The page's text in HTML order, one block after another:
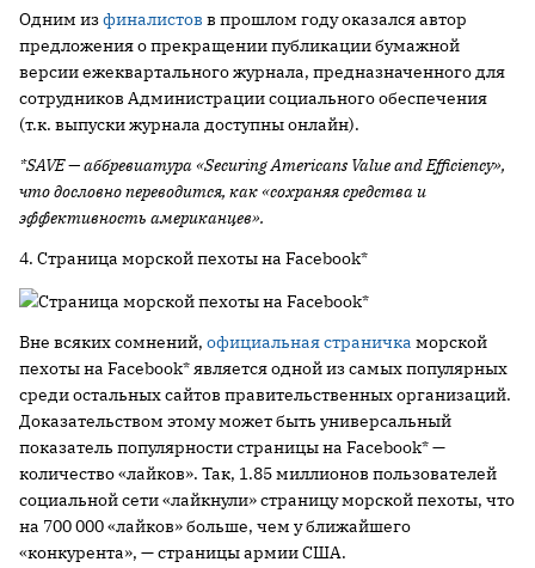
Одним изфиналистов в прошлом году оказался автор
предложения о прекращении публикации бумажной
версии ежеквартального журнала, предназначенного для
сотрудников Администрации социального обеспечения
(т.к. выпуски журнала доступны онлайн).
*SAVE — аббревиатура «Securing Americans Value and Efficiency»,
что дословно переводится, как «сохраняя средства и
эффективность американцев».
4. Страница морской пехоты на Facebook*
Вне всяких сомнений, официальная страничка морской
пехоты на Facebook* является одной из самых популярных
среди остальных сайтов правительственных организаций.
Доказательством этому может быть универсальный
показатель популярности страницы на Facebook* —
количество «лайков». Так, 1.85 миллионов пользователей
социальной сети «лайкнули» страницу морской пехоты, что
на 700 000 «лайков» больше, чем у ближайшего
«конкурента», — страницы армии США.